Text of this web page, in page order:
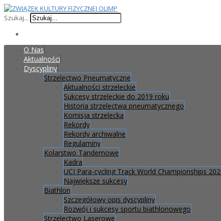
Szukaj...
O Nas
Aktualności
Dyscypliny
Strzelectwo Pneumatyczne
Aktualności strzeleckie
Sukcesy strzeleckie do 2019 roku
Historia strzelectwa pneumatycznego
Komisja strzelecka
Rekordy
Rekordy archiwalne
Regulaminy
Kolarstwo Tandemowe
Kadra
UCI Para-cycling Track World Championships
Największe sukcesy
Biathlon
Szczegółowy opis dyscypliny
Rozwój i sukcesy sportu biathlonowego
Strzelectwo Laserowe